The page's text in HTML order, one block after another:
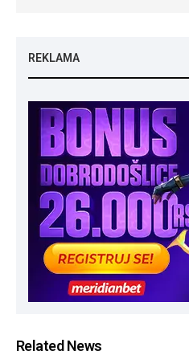
REKLAMA
Related News